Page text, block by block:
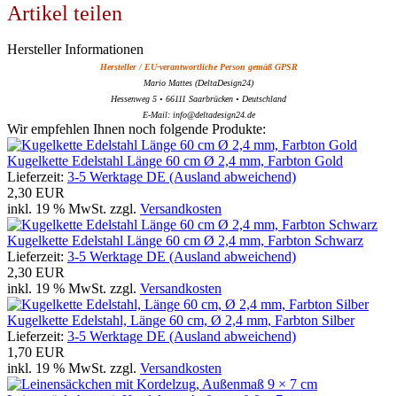
Artikel teilen
Hersteller Informationen
Hersteller / EU-verantwortliche Person gemäß GPSR
Mario Mattes (DeltaDesign24)
Hessenweg 5 • 66111 Saarbrücken • Deutschland
E-Mail: info@deltadesign24.de
Wir empfehlen Ihnen noch folgende Produkte:
Kugelkette Edelstahl Länge 60 cm Ø 2,4 mm, Farbton Gold
Lieferzeit: 3-5 Werktage DE (Ausland abweichend)
2,30 EUR
inkl. 19 % MwSt. zzgl. Versandkosten
Kugelkette Edelstahl Länge 60 cm Ø 2,4 mm, Farbton Schwarz
Lieferzeit: 3-5 Werktage DE (Ausland abweichend)
2,30 EUR
inkl. 19 % MwSt. zzgl. Versandkosten
Kugelkette Edelstahl, Länge 60 cm, Ø 2,4 mm, Farbton Silber
Lieferzeit: 3-5 Werktage DE (Ausland abweichend)
1,70 EUR
inkl. 19 % MwSt. zzgl. Versandkosten